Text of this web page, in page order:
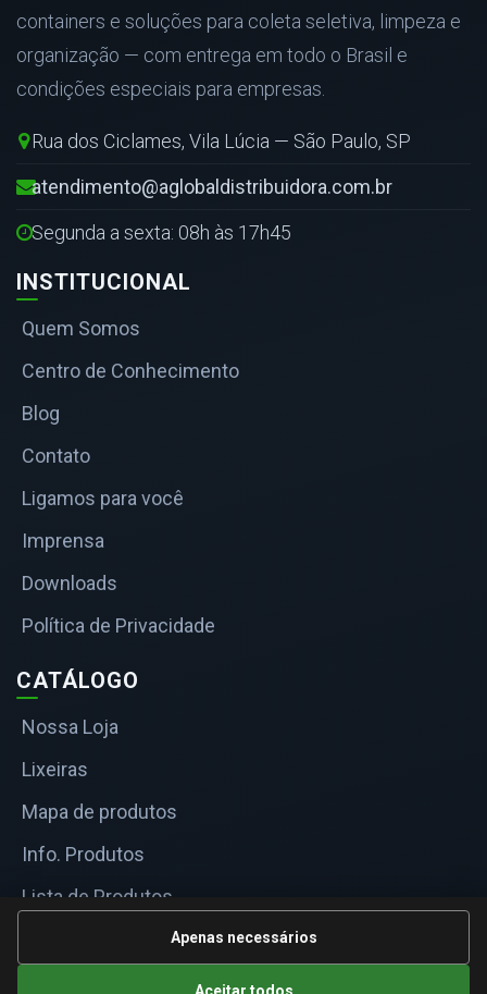
containers e soluções para coleta seletiva, limpeza e
organização — com entrega em todo o Brasil e
condições especiais para empresas.
Rua dos Ciclames, Vila Lúcia — São Paulo, SP
atendimento@aglobaldistribuidora.com.br
Segunda a sexta: 08h às 17h45
INSTITUCIONAL
Quem Somos
Centro de Conhecimento
Blog
Contato
Ligamos para você
Imprensa
Downloads
Política de Privacidade
CATÁLOGO
Nossa Loja
Lixeiras
Mapa de produtos
Info. Produtos
Lista de Produtos
Informações TécnicasApenas necessários